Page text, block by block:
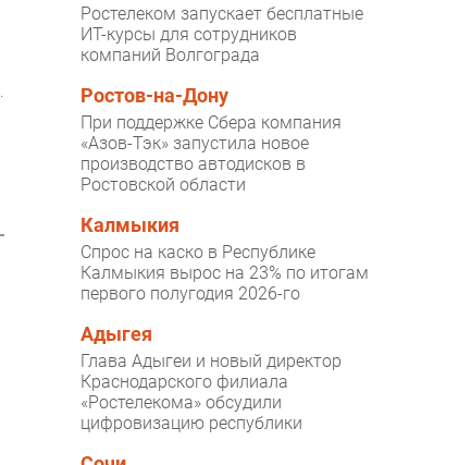
Ростелеком запускает бесплатные
ИТ-курсы для сотрудников
компаний Волгограда
Ростов-на-Дону
При поддержке Сбера компания
«Азов-Тэк» запустила новое
производство автодисков в
Ростовской области
Калмыкия
Спрос на каско в Республике
Калмыкия вырос на 23% по итогам
первого полугодия 2026-го
Адыгея
Глава Адыгеи и новый директор
Краснодарского филиала
«Ростелекома» обсудили
цифровизацию республики